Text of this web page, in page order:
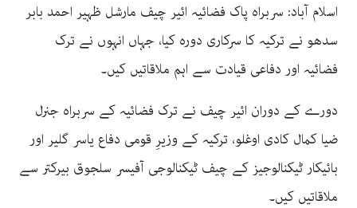
اسلام آباد: سربراہ پاک فضائیہ ائیر چیف مارشل ظہیر احمد بابر
سدھو نے ترکیہ کا سرکاری دورہ کیا، جہاں انہوں نے ترک
فضائیہ اور دفاعی قیادت سے اہم ملاقاتیں کیں۔
دورے کے دوران ائیر چیف نے ترک فضائیہ کے سربراہ جنرل
ضیا کمال کادی اوغلو، ترکیہ کے وزیرِ قومی دفاع یاسر گلیر اور
بائیکار ٹیکنالوجیز کے چیف ٹیکنالوجی آفیسر سلجوق بیرکتر سے
ملاقاتیں کیں۔